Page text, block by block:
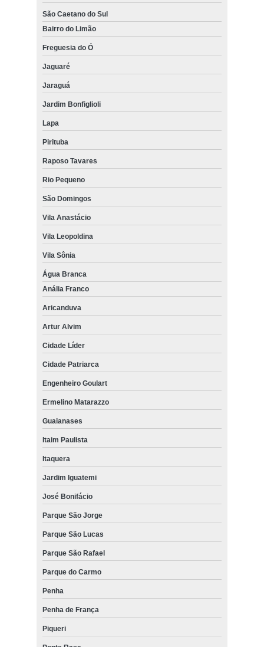
São Caetano do Sul
Bairro do Limão
Freguesia do Ó
Jaguaré
Jaraguá
Jardim Bonfiglioli
Lapa
Pirituba
Raposo Tavares
Rio Pequeno
São Domingos
Vila Anastácio
Vila Leopoldina
Vila Sônia
Água Branca
Anália Franco
Aricanduva
Artur Alvim
Cidade Líder
Cidade Patriarca
Engenheiro Goulart
Ermelino Matarazzo
Guaianases
Itaim Paulista
Itaquera
Jardim Iguatemi
José Bonifácio
Parque São Jorge
Parque São Lucas
Parque São Rafael
Parque do Carmo
Penha
Penha de França
Piqueri